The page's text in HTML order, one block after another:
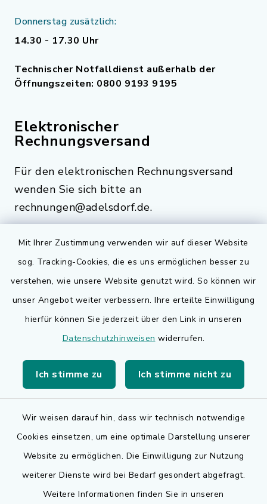
Mit Ihrer Zustimmung verwenden wir auf dieser Website
sog. Tracking-Cookies, die es uns ermöglichen besser zu
verstehen, wie unsere Website genutzt wird. So können wir
unser Angebot weiter verbessern. Ihre erteilte Einwilligung
hierfür können Sie jederzeit über den Link in unseren
Datenschutzhinweisen widerrufen.
Ich stimme zu Ich stimme nicht zu
Wir weisen darauf hin, dass wir technisch notwendige
Cookies einsetzen, um eine optimale Darstellung unserer
Website zu ermöglichen. Die Einwilligung zur Nutzung
weiterer Dienste wird bei Bedarf gesondert abgefragt.
Weitere Informationen finden Sie in unseren
Donnerstag zusätzlich:
14.30 - 17.30 Uhr
Technischer Notfalldienst außerhalb der
Öffnungszeiten: 0800 9193 9195
Elektronischer
Rechnungsversand
Für den elektronischen Rechnungsversand
wenden Sie sich bitte an
rechnungen@adelsdorf.de.
Quicklinks
Bauen in Adelsdorf
BayernPortal
Landkreis Erlangen-Höchstadt
Barrierefreiheit